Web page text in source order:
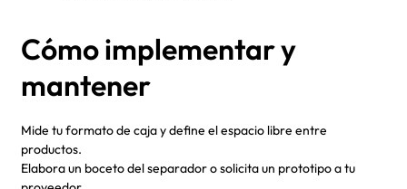
Cómo implementar y
mantener
Mide tu formato de caja y define el espacio libre entre
productos.
Elabora un boceto del separador o solicita un prototipo a tu